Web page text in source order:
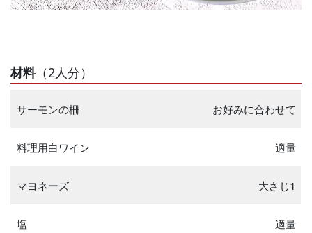
材料（2人分）
サーモンの柵 お好みに合わせて
料理用白ワイン 適量
マヨネーズ 大さじ1
塩 適量